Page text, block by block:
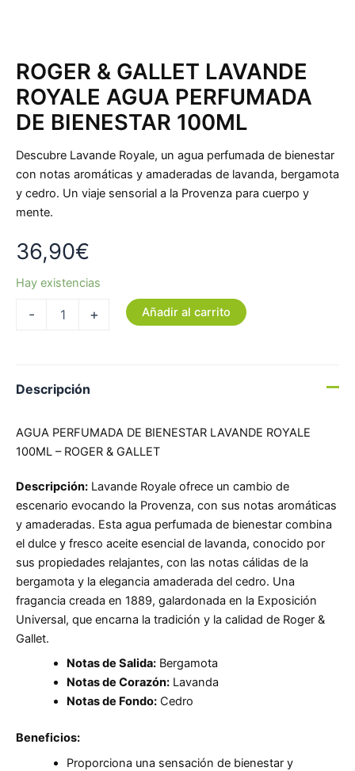
ROGER & GALLET LAVANDE
ROYALE AGUA PERFUMADA
DE BIENESTAR 100ML
Descubre Lavande Royale, un agua perfumada de bienestar
con notas aromáticas y amaderadas de lavanda, bergamota
y cedro. Un viaje sensorial a la Provenza para cuerpo y
mente.
36,90€
Hay existencias
- + Añadir al carrito
Descripción
AGUA PERFUMADA DE BIENESTAR LAVANDE ROYALE
100ML – ROGER & GALLET
Descripción: Lavande Royale ofrece un cambio de
escenario evocando la Provenza, con sus notas aromáticas
y amaderadas. Esta agua perfumada de bienestar combina
el dulce y fresco aceite esencial de lavanda, conocido por
sus propiedades relajantes, con las notas cálidas de la
bergamota y la elegancia amaderada del cedro. Una
fragancia creada en 1889, galardonada en la Exposición
Universal, que encarna la tradición y la calidad de Roger &
Gallet.
Notas de Salida:Bergamota
Notas de Corazón:Lavanda
Notas de Fondo:Cedro
Beneficios:
Proporciona una sensación de bienestar y